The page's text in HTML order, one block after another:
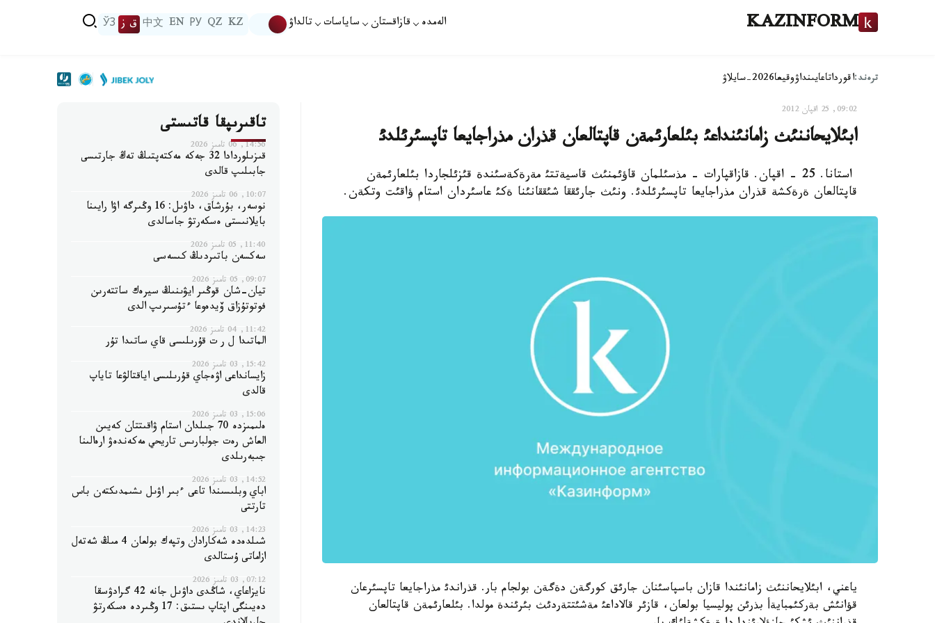
KAZINFORM الەمدە قازاقستان ساياسات تالداۋ KZ
QZ
РУ
EN
中文 ق ز ЎЗ
ترەند:اقورداتاعايىنداۋوقيعا2026-سايلاۋ
09:02, 25 اقپان 2012
ابئلايحاننئث زامانئنداعئ بئلعارئمةن قاپتالعان قذران مذراجايعا تاپسئرئلدئ
استانا. 25 - اقپان. قازاقپارات - مذسئلمان قاؤئمنئث قاسيةتتئ مةرةكةسئندة قئزئلجاردا بئلعارئمةن
قاپتالعان ةرةكشة قذران مذراجايعا تاپسئرئلدئ. ونئث جارئققا شئققانئنا ةكئ عاسئردان استام ؤاقئت وتكةن.
ياعني، ابئلايحاننئث زامانئندا قازان باسپاسئنان جارئق كورگةن دةگةن بولجام بار. قذراندئ مذراجايعا تاپسئرعان
قؤانئش بةركئمبايةأ بذرئن پوليسيا بولعان، قازئر قالاداعئ مةشئتتةردئث بئرئندة مولدا. بئلعارئمةن قاپتالعان
تاقىرىپقا قاتىستى
14:56, 06 تامىز 2026
قىزىلوردادا 32 جەكە مەكتەپتىڭ تەڭ جارتىسى
جابىلىپ قالدى
10:07, 06 تامىز 2026
نوسەر، بۇرشاق، داۋىل: 16 وڭىرگە اۋا رايىنا
بايلانىستى ەسكەرتۋ جاسالدى
11:40, 05 تامىز 2026
سەكسەن باتىردىڭ كىسەسى
09:07, 05 تامىز 2026
تيان-شان قوڭىر ايۋىنىڭ سيرەك ساتتەرىن
فوتوتۇزاق ۆيدەوعا ءتۇسىرىپ الدى
11:42, 04 تامىز 2026
الماتىدا ل ر ت قۇرىلىسى قاي ساتىدا تۇر
15:42, 03 تامىز 2026
زايسانداعى اۋەجاي قۇرىلىسى اياقتالۋعا تاياپ
قالدى
15:06, 03 تامىز 2026
ەلىمىزدە 70 جىلدان استام ۋاقىتتان كەيىن
العاش رەت جولبارىس تاريحي مەكەندەۋ ارەالىنا
جىبەرىلدى
14:52, 03 تامىز 2026
اباي وبلىسىندا تاعى ءبىر اۋىل ىشىمدىكتەن باس
تارتتى
14:23, 03 تامىز 2026
شىلدەدە شەكارادان وتپەك بولعان 4 مىڭ شەتەل
ازاماتى ۇستالدى
07:12, 03 تامىز 2026
نايزاعاي، شاڭدى داۋىل جانە 42 گرادۋسقا
دەيىنگى اپتاپ ىستىق: 17 وڭىردە ەسكەرتۋ